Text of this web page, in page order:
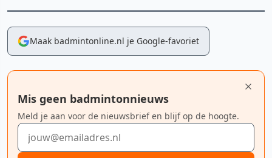
Maak badmintonline.nl je Google-favoriet
Mis geen badmintonnieuws
Meld je aan voor de nieuwsbrief en blijf op de hoogte.
E-mailadres